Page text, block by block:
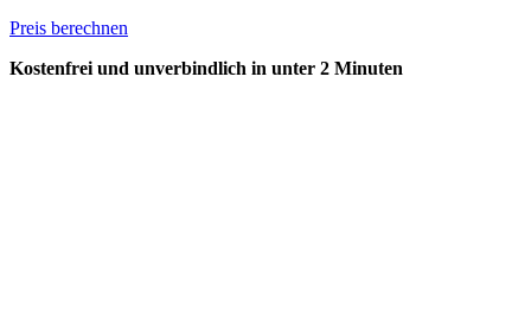
Preis berechnen
Kostenfrei und unverbindlich in unter 2 Minuten